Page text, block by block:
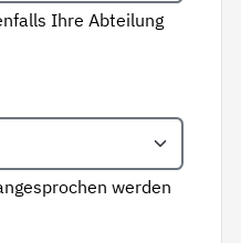
Ihre Abteilung
werden